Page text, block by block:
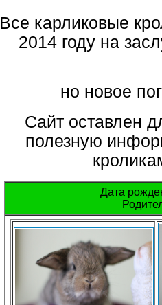
Все карликовые
2014 году на
но новое
Сайт оставлен
полезную
Дата